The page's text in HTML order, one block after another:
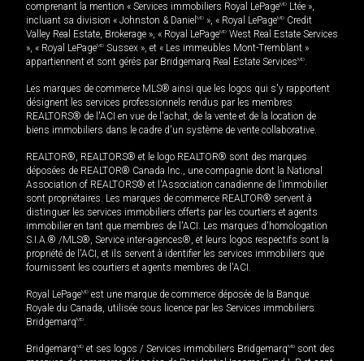
comprenant la mention « Services immobiliers Royal LePageMD Ltée »,
incluant sa division « Johnston & Daniel MD », « Royal LePageMD Credit
Valley Real Estate, Brokerage », « Royal LePageMD West Real Estate Services
», « Royal LePageMD Sussex », et « Les immeubles Mont-Tremblant »
appartiennent et sont gérés par Bridgemarq Real Estate ServicesMD.
Les marques de commerce MLS® ainsi que les logos qui s'y rapportent
désignent les services professionnels rendus par les membres
REALTORS® de l'ACI en vue de l'achat, de la vente et de la location de
biens immobiliers dans le cadre d'un système de vente collaborative.
REALTOR®, REALTORS® et le logo REALTOR® sont des marques
déposées de REALTOR® Canada Inc., une compagnie dont la National
Association of REALTORS® et l'Association canadienne de l’immobilier
sont propriétaires. Les marques de commerce REALTOR® servent à
distinguer les services immobiliers offerts par les courtiers et agents
immobilier en tant que membres de l'ACI. Les marques d'homologation
S.I.A.® /MLS®, Service inter-agences®, et leurs logos respectifs sont la
propriété de l'ACI, et ils servent à identifier les services immobiliers que
fournissent les courtiers et agents membres de l'ACI.
Royal LePageMD est une marque de commerce déposée de la Banque
Royale du Canada, utilisée sous licence par les Services immobiliers
BridgemarqMD.
BridgemarqMD et ses logos / Services immobiliers BridgemarqMD sont des